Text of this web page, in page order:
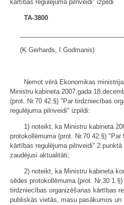
kārtības regulējuma pilnveidi" izpildi
TA-3800
(K.Gerhards, I.Godmanis)
Ņemot vērā Ekonomikas
Ministru kabineta 2007.gada
(prot. Nr.70 42.§) "Par tirdzniecības
regulējuma pilnveidi" izpildi:
1) noteikt, ka Ministru kabineta
protokollēmuma (prot. Nr.70 42.§)
kārtības regulējuma pilnveidi"
zaudējusi aktualitāti;
2) noteikt, ka Ministru kabineta
sēdes protokollēmuma (prot. Nr.30
tirdzniecības organizēšanas kārtības
publiskās vietās, masu pasākumos un